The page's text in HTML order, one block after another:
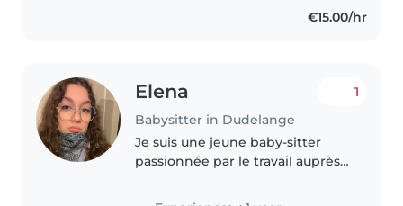
€15.00/hr
Elena
Babysitter in Dudelange
1
Je suis une jeune baby-sitter
passionnée par le travail auprès
actuellement en bëschcrèche